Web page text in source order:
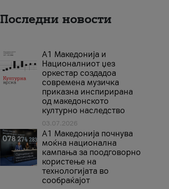
Последни новости
А1 Македонија и
Националниот џез
оркестар создадоа
современа музичка
приказна инспирирана
од македонското
културно наследство
03.07.2026
A1 Македонија почнува
моќна национална
кампања за поодговорно
користење на
технологијата во
сообраќајот